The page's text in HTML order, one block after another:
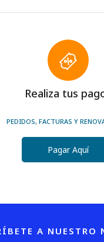
Realiza tus
PEDIDOS, FACTURAS Y
Pagar Aquí
A NUESTRO